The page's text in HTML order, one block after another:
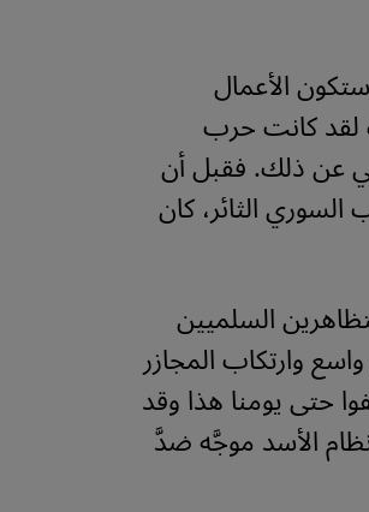
الأعمال
لقد كانت حرب
عن ذلك. فقبل أن
الثائر، كان
السلميين
وارتكاب المجازر
حتى يومنا هذا وقد
الأسد موجَّه ضدَّ